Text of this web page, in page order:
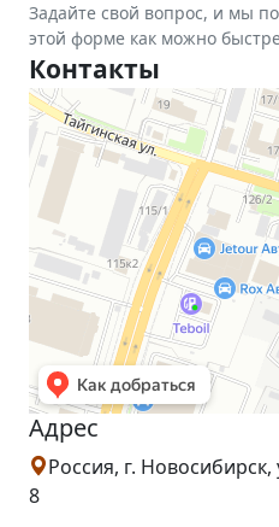
Задайте свой вопрос, и мы
этой форме как можно
Контакты
Новосибирск
Тайгинская улица, 2 на карте
Адрес
Россия, г.
8